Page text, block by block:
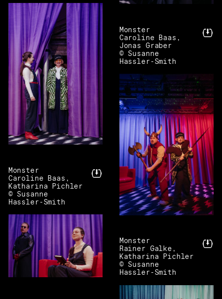
Monster
Caroline Baas,
Jonas Graber
© Susanne
Hassler-Smith
Monster
Caroline Baas,
Katharina Pichler
© Susanne
Hassler-Smith
Monster
Rainer Galke,
Katharina Pichler
© Susanne
Hassler-Smith